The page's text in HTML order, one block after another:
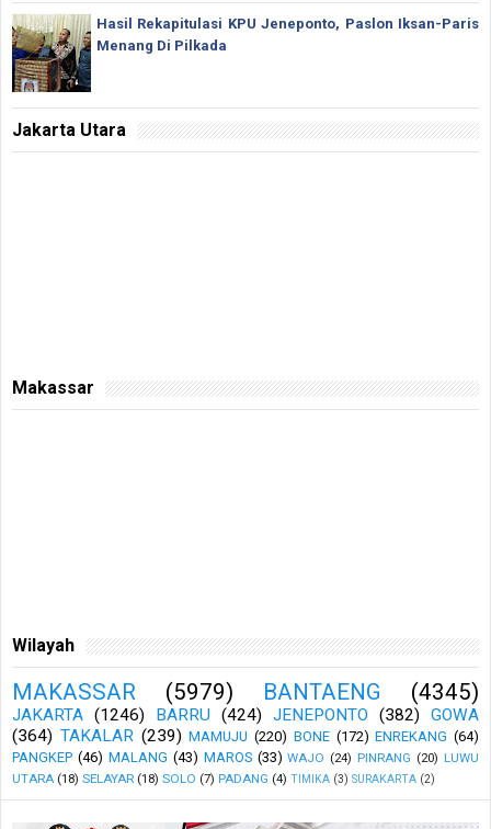
Hasil Rekapitulasi KPU Jeneponto, Paslon Iksan-Paris
Menang Di Pilkada
Jakarta Utara
Makassar
Wilayah
MAKASSAR (5979) BANTAENG (4345)
JAKARTA (1246) BARRU (424) JENEPONTO (382)
GOWA
(364) TAKALAR (239) MAMUJU (220) BONE (172) ENREKANG (64)
PANGKEP (46) MALANG (43) MAROS (33) WAJO (24) PINRANG (20) LUWU
UTARA (18) SELAYAR (18) SOLO (7) PADANG (4) TIMIKA (3) SURAKARTA (2)